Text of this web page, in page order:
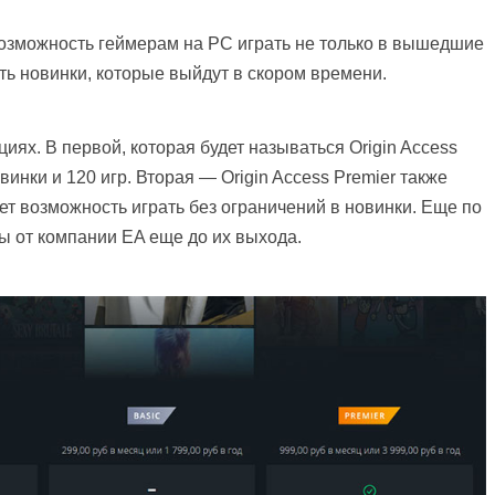
геймерам на PC играть не только в вышедшие
новинки, которые выйдут в скором времени.
В первой, которая будет называться Origin Access
и 120 игр. Вторая — Origin Access Premier также
возможность играть без ограничений в новинки. Еще по
от компании EA еще до их выхода.